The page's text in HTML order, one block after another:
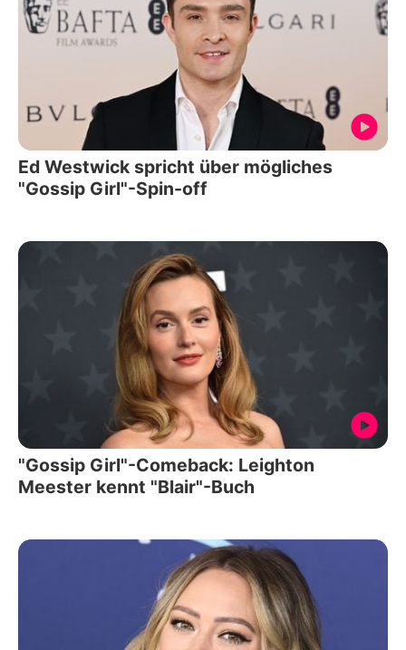
Ed Westwick spricht über mögliches
"Gossip Girl"-Spin-off
"Gossip Girl"-Comeback: Leighton
Meester kennt "Blair"-Buch